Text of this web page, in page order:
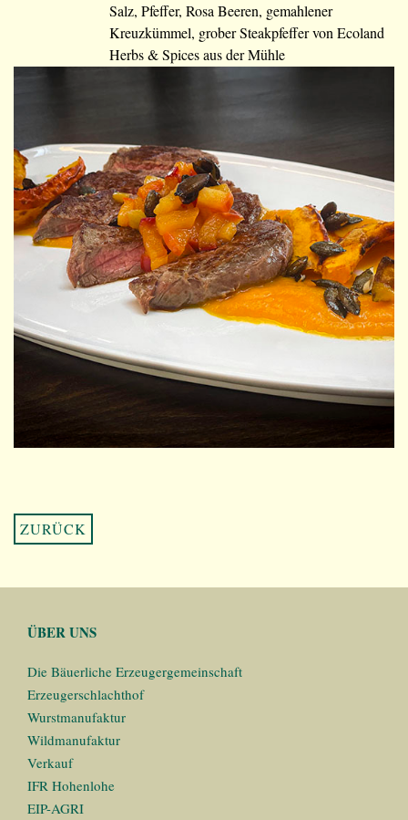
Salz, Pfeffer, Rosa Beeren, gemahlener
Kreuzkümmel, grober Steakpfeffer von Ecoland
Herbs & Spices aus der Mühle
ZURÜCK
ÜBER UNS
Die Bäuerliche Erzeugergemeinschaft
Erzeugerschlachthof
Wurstmanufaktur
Wildmanufaktur
Verkauf
IFR Hohenlohe
EIP-AGRI